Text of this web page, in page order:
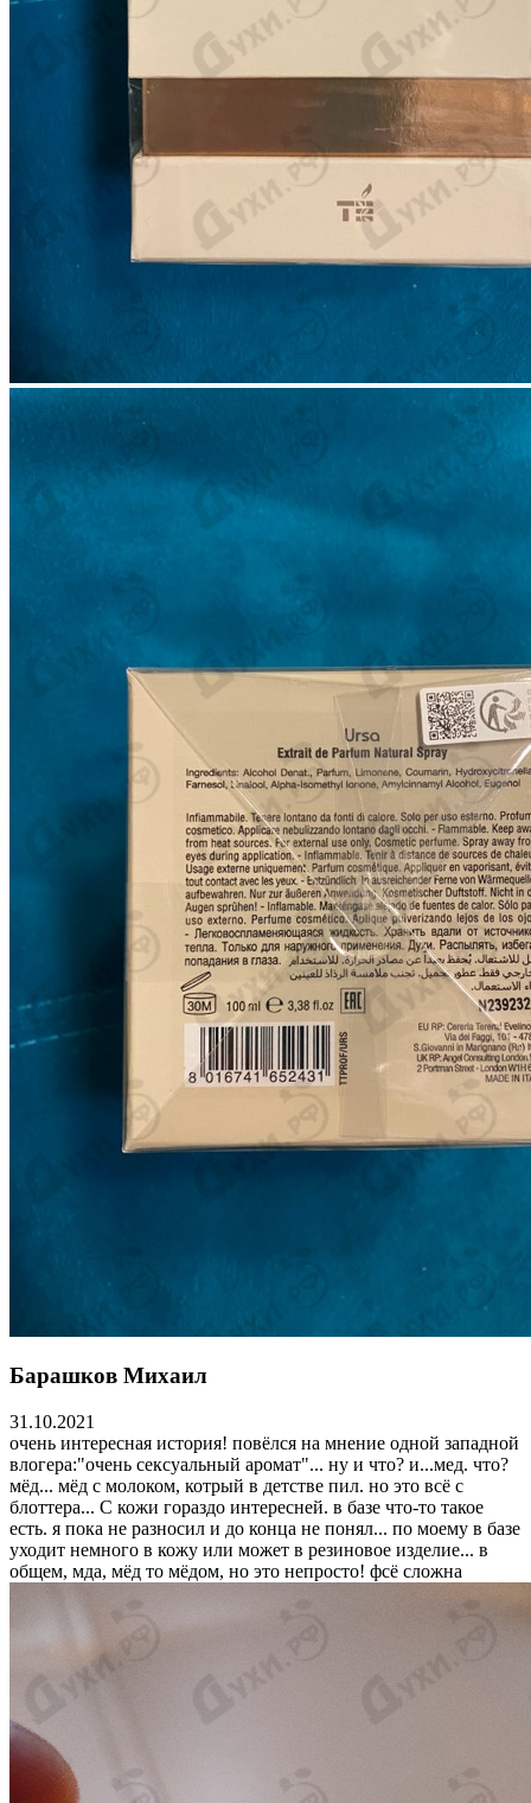
Барашков Михаил
31.10.2021
очень интересная история! повёлся на мнение одной западной
влогера:"очень сексуальный аромат"... ну и что? и...мед. что?
мёд... мёд с молоком, котрый в детстве пил. но это всё с
блоттера... С кожи гораздо интересней. в базе что-то такое
есть. я пока не разносил и до конца не понял... по моему в базе
уходит немного в кожу или может в резиновое изделие... в
общем, мда, мёд то мёдом, но это непросто! фсё сложна